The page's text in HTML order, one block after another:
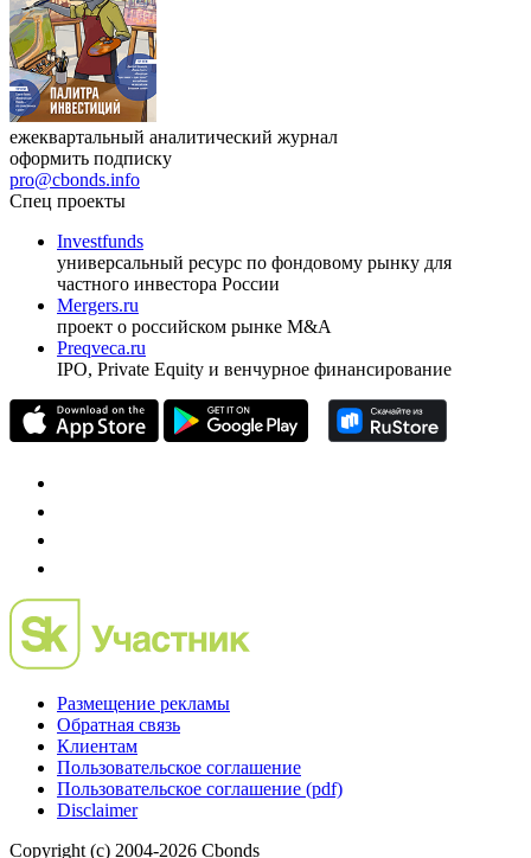
ежеквартальный аналитический журнал
оформить подписку
pro@cbonds.info
Спец проекты
Investfunds
универсальный ресурс по фондовому рынку для
частного инвестора России
Mergers.ru
проект о российском рынке M&A
Preqveca.ru
IPO, Private Equity и венчурное финансирование
Размещение рекламы
Обратная связь
Клиентам
Пользовательское соглашение
Пользовательское соглашение (pdf)
Disclaimer
Copyright (c) 2004-2026 Cbonds